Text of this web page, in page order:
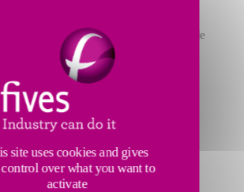
et le
éclaire la prise de décision
sur les lignes de
site uses cookies and gives
over what you want to
activate